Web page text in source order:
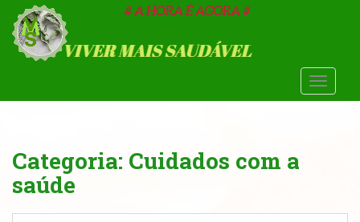
o
Categoria: Cuidados com a
saúde